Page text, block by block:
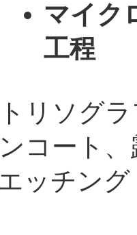
マイク
工程
リソグラ
コート
ッチング